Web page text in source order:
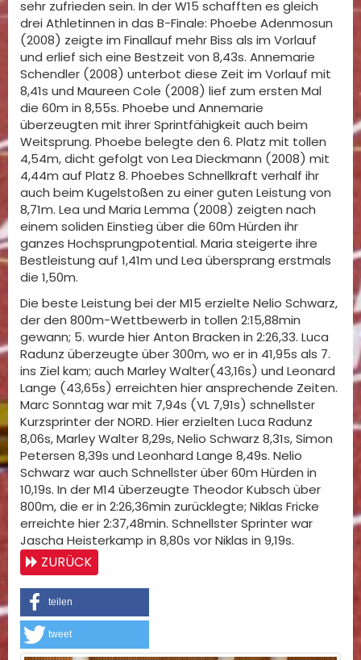
sehr zufrieden sein. In der W15 schafften es gleich
drei Athletinnen in das B-Finale: Phoebe Adenmosun
(2008) zeigte im Finallauf mehr Biss als im Vorlauf
und erlief sich eine Bestzeit von 8,43s. Annemarie
Schendler (2008) unterbot diese Zeit im Vorlauf mit
8,41s und Maureen Cole (2008) lief zum ersten Mal
die 60m in 8,55s. Phoebe und Annemarie
überzeugten mit ihrer Sprintfähigkeit auch beim
Weitsprung. Phoebe belegte den 6. Platz mit tollen
4,54m, dicht gefolgt von Lea Dieckmann (2008) mit
4,44m auf Platz 8. Phoebes Schnellkraft verhalf ihr
auch beim Kugelstoßen zu einer guten Leistung von
8,71m. Lea und Maria Lemma (2008) zeigten nach
einem soliden Einstieg über die 60m Hürden ihr
ganzes Hochsprungpotential. Maria steigerte ihre
Bestleistung auf 1,41m und Lea übersprang erstmals
die 1,50m.
Die beste Leistung bei der M15 erzielte Nelio Schwarz,
der den 800m-Wettbewerb in tollen 2:15,88min
gewann; 5. wurde hier Anton Bracken in 2:26,33. Luca
Radunz überzeugte über 300m, wo er in 41,95s als 7.
ins Ziel kam; auch Marley Walter(43,16s) und Leonard
Lange (43,65s) erreichten hier ansprechende Zeiten.
Marc Sonntag war mit 7,94s (VL 7,91s) schnellster
Kurzsprinter der NORD. Hier erzielten Luca Radunz
8,06s, Marley Walter 8,29s, Nelio Schwarz 8,31s, Simon
Petersen 8,39s und Leonhard Lange 8,49s. Nelio
Schwarz war auch Schnellster über 60m Hürden in
10,19s. In der M14 überzeugte Theodor Kubsch über
800m, die er in 2:26,36min zurücklegte; Niklas Fricke
erreichte hier 2:37,48min. Schnellster Sprinter war
Jascha Heisterkamp in 8,80s vor Niklas in 9,19s.
ZURÜCK
teilen
tweet